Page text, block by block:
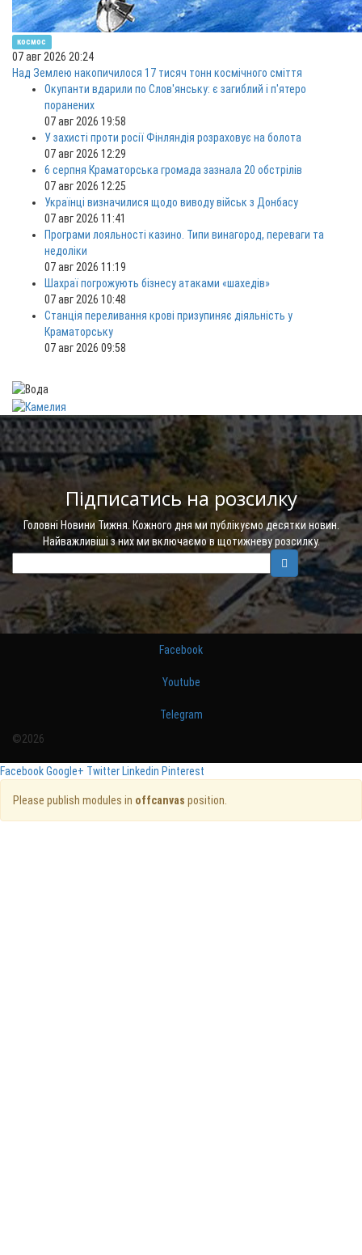
космос
07 авг 2026 20:24
Над Землею накопичилося 17 тисяч тонн космічного сміття
Окупанти вдарили по Слов'янську: є загиблий і п'ятеро
поранених
07 авг 2026 19:58
У захисті проти росії Фінляндія розраховує на болота
07 авг 2026 12:29
6 серпня Краматорська громада зазнала 20 обстрілів
07 авг 2026 12:25
Українці визначилися щодо виводу військ з Донбасу
07 авг 2026 11:41
Програми лояльності казино. Типи винагород, переваги та
недоліки
07 авг 2026 11:19
Шахраї погрожують бізнесу атаками «шахедів»
07 авг 2026 10:48
Станція переливання крові призупиняє діяльність у
Краматорську
07 авг 2026 09:58
Підписатись на розсилку
Головні Новини Тижня. Кожного дня ми публікуємо десятки новин.
Найважливіші з них ми включаємо в щотижневу розсилку.
Facebook
Youtube
Telegram
©2026
FacebookGoogle+ TwitterLinkedin Pinterest
Please publish modules in offcanvas position.